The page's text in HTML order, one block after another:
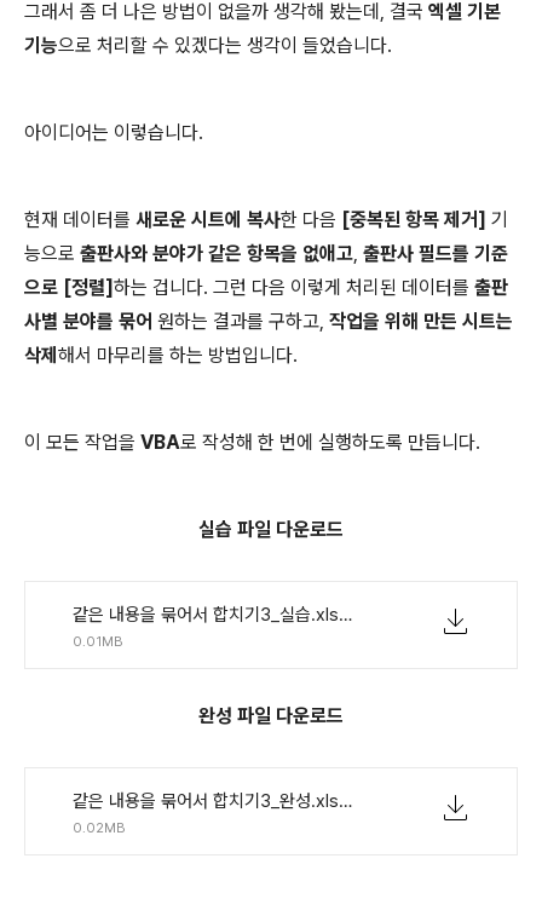
그래서 좀 더 나은 방법이 없을까 생각해 봤는데, 결국 엑셀 기본
기능으로 처리할 수 있겠다는 생각이 들었습니다.
아이디어는 이렇습니다.
현재 데이터를 새로운 시트에 복사한 다음 [중복된 항목 제거] 기
능으로 출판사와 분야가 같은 항목을 없애고, 출판사 필드를 기준
으로 [정렬]하는 겁니다. 그런 다음 이렇게 처리된 데이터를 출판
사별 분야를 묶어 원하는 결과를 구하고, 작업을 위해 만든 시트는
삭제 해서 마무리를 하는 방법입니다.
이 모든 작업을 VBA로 작성해 한 번에 실행하도록 만듭니다.
실습 파일 다운로드
같은 내용을 묶어서 합치기3_실습.xlsm
0.01MB
완성 파일 다운로드
같은 내용을 묶어서 합치기3_완성.xlsm
0.02MB